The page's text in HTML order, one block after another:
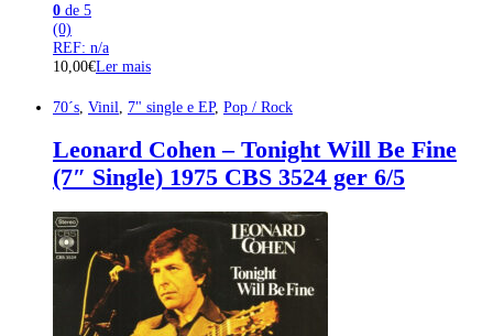
0 de 5
(0)
REF: n/a
10,00€Ler mais
70´s, Vinil, 7" single e EP, Pop / Rock
Leonard Cohen – Tonight Will Be Fine
(7″ Single) 1975 CBS 3524 ger 6/5